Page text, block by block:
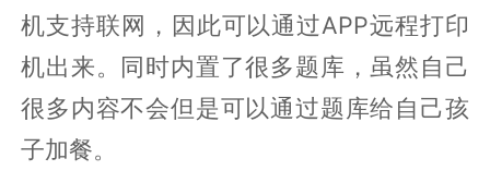
机支持联网，因此可以通过APP远程打印
机出来。同时内置了很多题库，虽然自己
很多内容不会但是可以通过题库给自己孩
子加餐。